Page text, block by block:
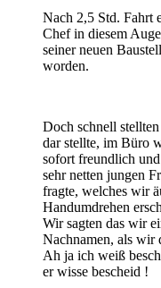
Nach 2,5 Std. Fahrt
Chef in diesem
seiner neuen
worden.
Doch schnell
dar stellte, im Büro
sofort freundlich
sehr netten jungen
fragte, welches wir
Handumdrehen
Wir sagten das wir
Nachnamen, als wir
Ah ja ich weiß
er wisse bescheid !